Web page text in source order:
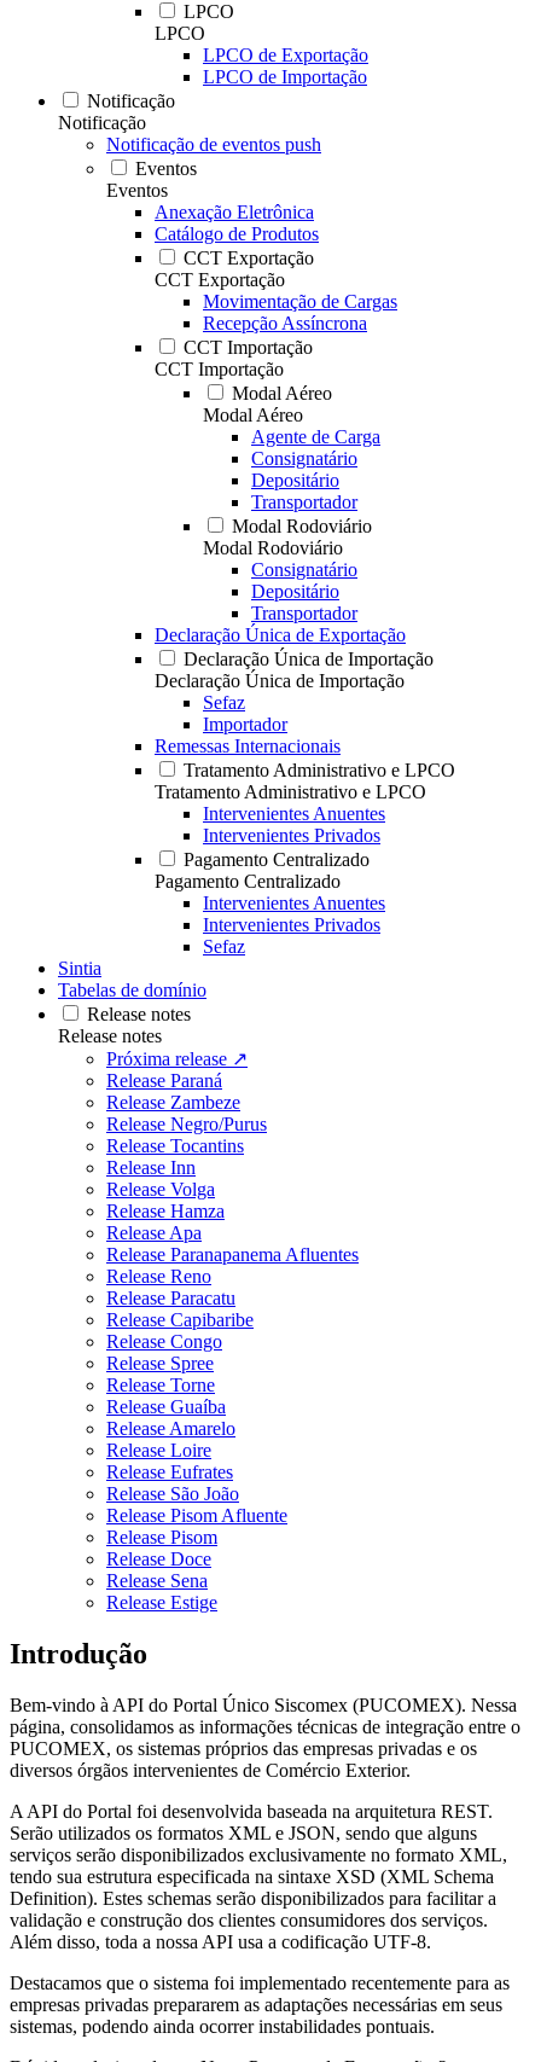
LPCO
LPCO
LPCO de Exportação
LPCO de Importação
Notificação
Notificação
Notificação de eventos push
Eventos
Eventos
Anexação Eletrônica
Catálogo de Produtos
CCT Exportação
CCT Exportação
Movimentação de Cargas
Recepção Assíncrona
CCT Importação
CCT Importação
Modal Aéreo
Modal Aéreo
Agente de Carga
Consignatário
Depositário
Transportador
Modal Rodoviário
Modal Rodoviário
Consignatário
Depositário
Transportador
Declaração Única de Exportação
Declaração Única de Importação
Declaração Única de Importação
Sefaz
Importador
Remessas Internacionais
Tratamento Administrativo e LPCO
Tratamento Administrativo e LPCO
Intervenientes Anuentes
Intervenientes Privados
Pagamento Centralizado
Pagamento Centralizado
Intervenientes Anuentes
Intervenientes Privados
Sefaz
Sintia
Tabelas de domínio
Release notes
Release notes
Próxima release ↗
Release Paraná
Release Zambeze
Release Negro/Purus
Release Tocantins
Release Inn
Release Volga
Release Hamza
Release Apa
Release Paranapanema Afluentes
Release Reno
Release Paracatu
Release Capibaribe
Release Congo
Release Spree
Release Torne
Release Guaíba
Release Amarelo
Release Loire
Release Eufrates
Release São João
Release Pisom Afluente
Release Pisom
Release Doce
Release Sena
Release Estige
Introdução
Bem-vindo à API do Portal Único Siscomex (PUCOMEX). Nessa
página, consolidamos as informações técnicas de integração entre o
PUCOMEX, os sistemas próprios das empresas privadas e os
diversos órgãos intervenientes de Comércio Exterior.
A API do Portal foi desenvolvida baseada na arquitetura REST.
Serão utilizados os formatos XML e JSON, sendo que alguns
serviços serão disponibilizados exclusivamente no formato XML,
tendo sua estrutura especificada na sintaxe XSD (XML Schema
Definition). Estes schemas serão disponibilizados para facilitar a
validação e construção dos clientes consumidores dos serviços.
Além disso, toda a nossa API usa a codificação UTF-8.
Destacamos que o sistema foi implementado recentemente para as
empresas privadas prepararem as adaptações necessárias em seus
sistemas, podendo ainda ocorrer instabilidades pontuais.